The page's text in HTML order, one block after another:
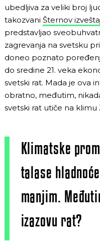
ubedljiva za veliki broj
takozvani Šternov
predstavljao
zagrevanja na svetsku
doneo poznato
do sredine 21. veka
svetski rat. Mada je ova
obratno, međutim,
svetski rat utiče na klimu
Klimatske
talase
manjim.
izazovu rat?